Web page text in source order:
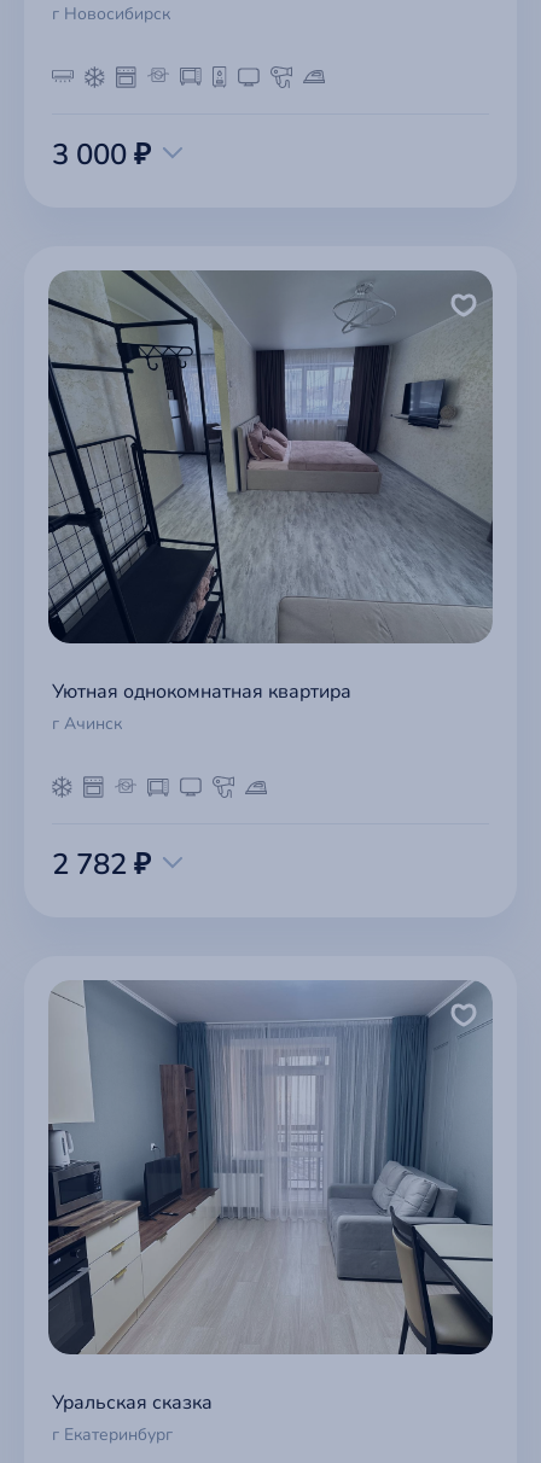
г Новосибирск
3 000 ₽
Уютная однокомнатная квартира
г Ачинск
2 782 ₽
Уральская сказка
г Екатеринбург